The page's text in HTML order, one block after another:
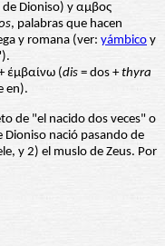
de Dioniso) y αμβος
, palabras que hacen
y romana (ver: yámbico y
έμβαίνω (dis = dos +thyra
en).
de "el nacido dos veces" o
nació pasando de
y 2) el muslo de Zeus. Por